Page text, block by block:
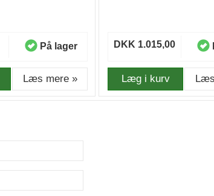
På lager
Læs mere »
DKK 1.015,00
Læg i kurv